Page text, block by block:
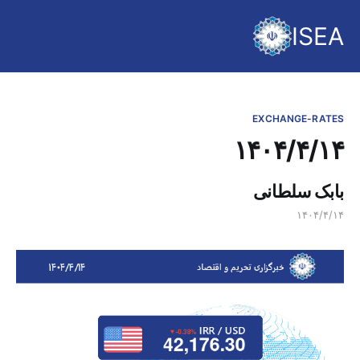
ISEA
EXCHANGE-RATES
۱۴۰۴/۴/۱۴
بابک سلطانی
۱۴۰۴/۴/۱۴